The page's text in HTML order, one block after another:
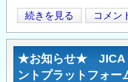
（公
社）
発
明
協
続きを見る コメン
★お知らせ★ JICA
ントプラットフォー